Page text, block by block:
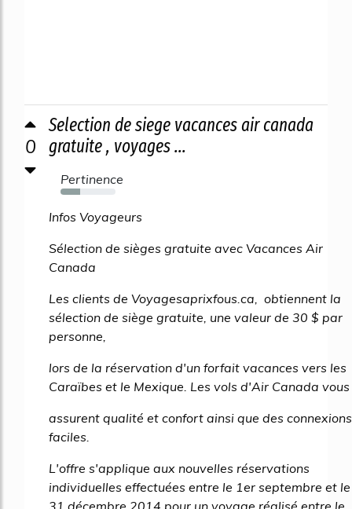
0
Selection de siege vacances air canada
gratuite , voyages ...
Pertinence
36%
Infos Voyageurs
Sélection de sièges gratuite avec Vacances Air
Canada
Les clients de Voyagesaprixfous.ca, obtiennent la
sélection de siège gratuite, une valeur de 30 $ par
personne,
lors de la réservation d'un forfait vacances vers les
Caraïbes et le Mexique. Les vols d'Air Canada vous
assurent qualité et confort ainsi que des connexions
faciles.
L'offre s'applique aux nouvelles réservations
individuelles effectuées entre le 1er septembre et le
31 décembre 2014 pour un voyage réalisé entre le